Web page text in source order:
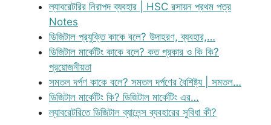
ল্যাবরেটরির নিরাপদ ব্যবহার | HSC রসায়ন প্রথম পত্র
Notes
ডিজিটাল প্রযুক্তি কাকে বলে? উদাহরণ, ব্যবহার,…
ডিজিটাল মার্কেটিং কাকে বলে? কত প্রকার ও কি কি?
প্রয়োজনীয়তা
সমতল দর্পণ কাকে বলে? সমতল দর্পণের বৈশিষ্ট্য | সমতল…
ডিজিটাল মার্কেটিং কি? ডিজিটাল মার্কেটিং এর…
ল্যাবরেটরিতে ডিজিটাল ব্যালেন্স ব্যবহারের সুবিধা কী?